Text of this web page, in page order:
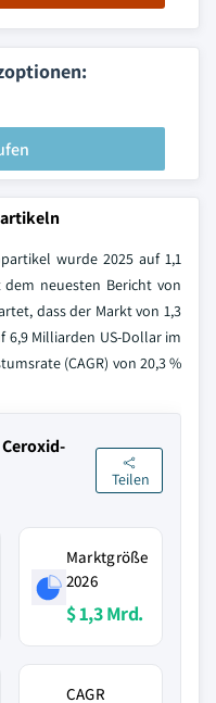
wurde 2025 auf 1,1
dem neuesten Bericht von
dass der Markt von 1,3
6,9 Milliarden US-Dollar im
(CAGR) von 20,3 %
Teilen
Marktgröße
2026
$ 1,3 Mrd.
CAGR